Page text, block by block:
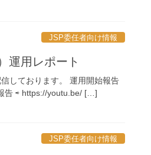
JSP委任者向け情報
運用レポート
しております。 運用開始報告
告 ⇨ https://youtu.be/ […]
JSP委任者向け情報